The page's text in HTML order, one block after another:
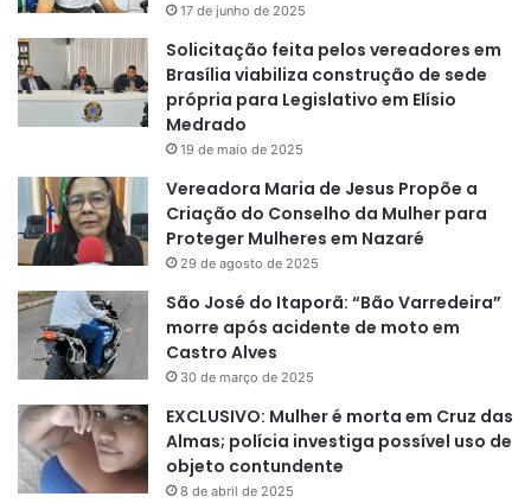
17 de junho de 2025
Solicitação feita pelos vereadores em
Brasília viabiliza construção de sede
própria para Legislativo em Elísio
Medrado
19 de maio de 2025
Vereadora Maria de Jesus Propõe a
Criação do Conselho da Mulher para
Proteger Mulheres em Nazaré
29 de agosto de 2025
São José do Itaporã: “Bão Varredeira”
morre após acidente de moto em
Castro Alves
30 de março de 2025
EXCLUSIVO: Mulher é morta em Cruz das
Almas; polícia investiga possível uso de
objeto contundente
8 de abril de 2025